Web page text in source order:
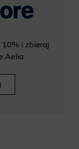
i zbieraj
Aelia.